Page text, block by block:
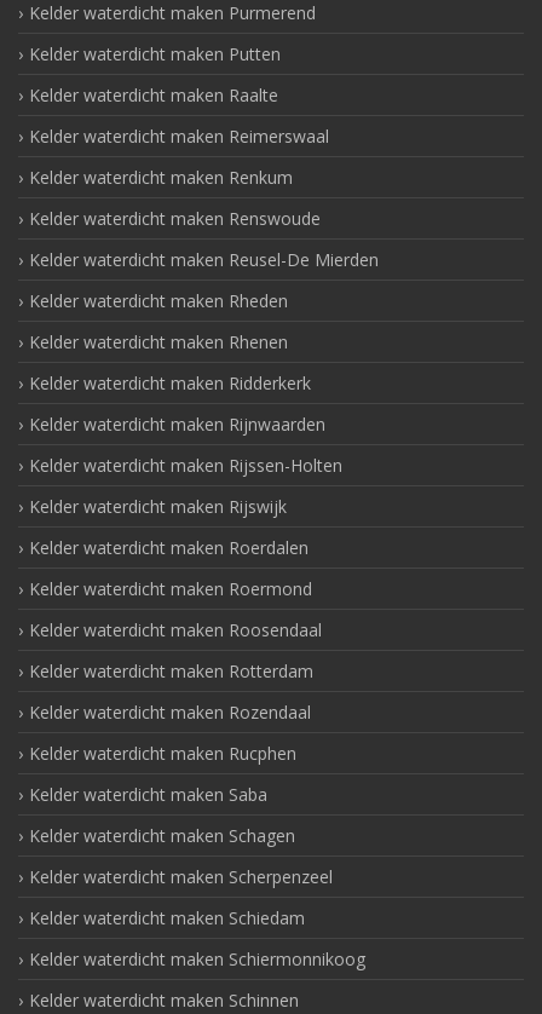
Kelder waterdicht maken Purmerend
Kelder waterdicht maken Putten
Kelder waterdicht maken Raalte
Kelder waterdicht maken Reimerswaal
Kelder waterdicht maken Renkum
Kelder waterdicht maken Renswoude
Kelder waterdicht maken Reusel-De Mierden
Kelder waterdicht maken Rheden
Kelder waterdicht maken Rhenen
Kelder waterdicht maken Ridderkerk
Kelder waterdicht maken Rijnwaarden
Kelder waterdicht maken Rijssen-Holten
Kelder waterdicht maken Rijswijk
Kelder waterdicht maken Roerdalen
Kelder waterdicht maken Roermond
Kelder waterdicht maken Roosendaal
Kelder waterdicht maken Rotterdam
Kelder waterdicht maken Rozendaal
Kelder waterdicht maken Rucphen
Kelder waterdicht maken Saba
Kelder waterdicht maken Schagen
Kelder waterdicht maken Scherpenzeel
Kelder waterdicht maken Schiedam
Kelder waterdicht maken Schiermonnikoog
Kelder waterdicht maken Schinnen